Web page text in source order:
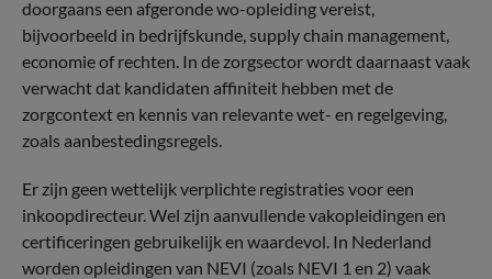
doorgaans een afgeronde wo-opleiding vereist,
bijvoorbeeld in bedrijfskunde, supply chain management,
economie of rechten. In de zorgsector wordt daarnaast vaak
verwacht dat kandidaten affiniteit hebben met de
zorgcontext en kennis van relevante wet- en regelgeving,
zoals aanbestedingsregels.
Er zijn geen wettelijk verplichte registraties voor een
inkoopdirecteur. Wel zijn aanvullende vakopleidingen en
certificeringen gebruikelijk en waardevol. In Nederland
worden opleidingen van NEVI (zoals NEVI 1 en 2) vaak